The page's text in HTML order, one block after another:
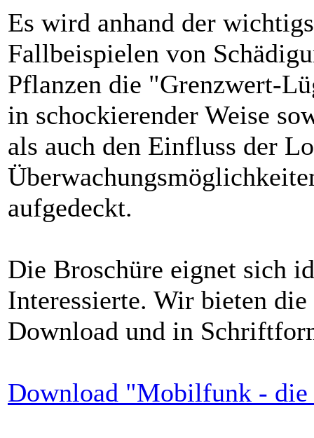
Es wird anhand der
Fallbeispielen von
Pflanzen die "Grenzwert-
in schockierender Weise
als auch den Einfluss der
aufgedeckt.
Die Broschüre eignet sich
Interessierte. Wir bieten
Download und in
Download "Mobilfunk - die